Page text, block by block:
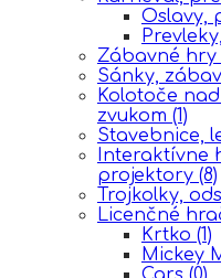
Oslavy,
Zábavné hry
Sánky,
Kolotoče
zvukom (1)
Stavebnice,
Interaktívne
projektory (8)
Trojkolky,
Licenčné
Krtko (1)
Mickey